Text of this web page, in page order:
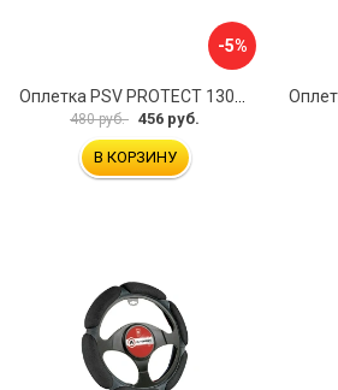
-5%
Оплетка PSV PROTECT 130503
480 руб. 456 руб.
В КОРЗИНУ